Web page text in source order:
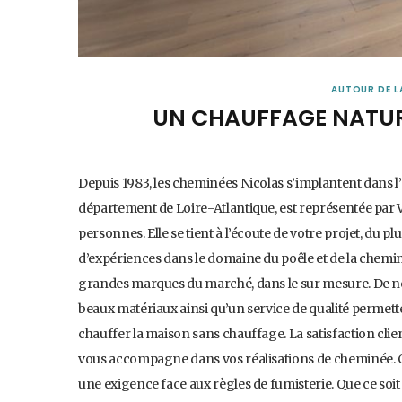
AUTOUR DE
UN CHAUFFAGE
Depuis 1983, les cheminées Nicolas s’implantent dans
département de Loire-Atlantique, est représentée
personnes. Elle se tient à l’écoute de votre projet, du
d’expériences dans le domaine du poêle et de la
grandes marques du marché, dans le sur mesure. De
beaux matériaux ainsi qu’un service de qualité
chauffer la maison sans chauffage. La satisfaction
vous accompagne dans vos réalisations de
une exigence face aux règles de fumisterie. Que ce